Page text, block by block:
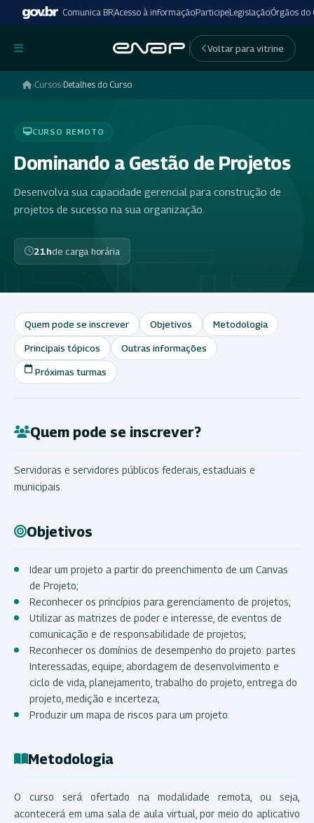
Comunica BRAcesso à informaçãoParticipeLegislaçãoÓrgãos do
Voltar para vitrine
›Cursos›Detalhes do Curso
CURSO REMOTO
Dominando a Gestão de Projetos
Desenvolva sua capacidade gerencial para construção de
projetos de sucesso na sua organização.
21hde carga horária
Quem pode se inscrever Objetivos Metodologia
Principais tópicos Outras informações
Próximas turmas
Quem pode se inscrever?
Servidoras e servidores públicos federais, estaduais e
municipais.
Objetivos
Idear um projeto a partir do preenchimento de um Canvas
de Projeto;
Reconhecer os princípios para gerenciamento de projetos;
Utilizar as matrizes de poder e interesse, de eventos de
comunicação e de responsabilidade de projetos;
Reconhecer os domínios de desempenho do projeto: partes
Interessadas, equipe, abordagem de desenvolvimento e
ciclo de vida, planejamento, trabalho do projeto, entrega do
projeto, medição e incerteza;
Produzir um mapa de riscos para um projeto.
Metodologia
O curso será ofertado na modalidade remota, ou seja,
acontecerá em uma sala de aula virtual, por meio do aplicativo